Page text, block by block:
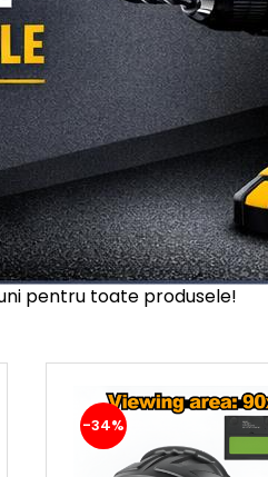
pentru toate produsele!
-34%